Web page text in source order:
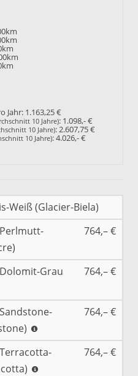
Jahr: 1.163,25 €
10 Jahre): 1.098,- €
10 Jahre):2.607,75 €
10 Jahre):4.026,- €
Weiß (Glacier-Biela)
764,– €
Grau
764,– €
764,– €
764,– €